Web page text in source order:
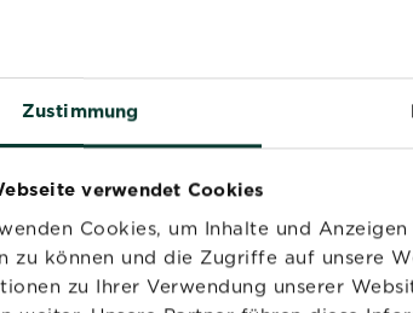
Zustimmung
verwendet Cookies
Cookies, um Inhalte und
zu können und die Zugriffe auf unsere
zu Ihrer Verwendung unserer
& RATGEBER